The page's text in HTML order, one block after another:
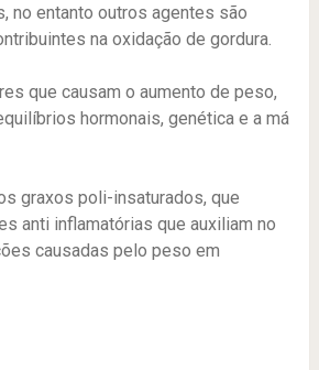
no entanto outros agentes são
na oxidação de gordura.
que causam o aumento de peso,
hormonais, genética e a má
graxos poli-insaturados, que
anti inflamatórias que auxiliam no
causadas pelo peso em